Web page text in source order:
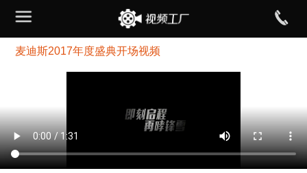
麦迪斯2017年度盛典开场视频